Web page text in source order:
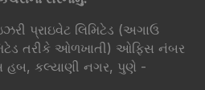
પ્રાઇવેટ લિમિટેડ (અગાઉ
તરીકે ઓળખાતી) ઓફિસ નંબર
હબ, કલ્યાણી નગર, પુણે -